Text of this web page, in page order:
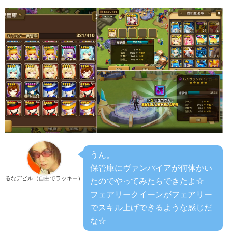
るなデビル（自由でラッキー）
うん。
保管庫にヴァンパイアが何体かい
たのでやってみたらできたよ☆
フェアリークイーンがフェアリー
でスキル上げできるような感じだ
な☆